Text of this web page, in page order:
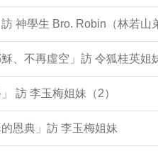
神學生 Bro. Robin（林若山
、不再虛空」訪 令狐桂英姐
訪 李玉梅姐妹（2）
恩典」訪 李玉梅姐妹